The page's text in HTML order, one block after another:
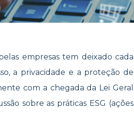
empresas tem deixado cada
a privacidade e a proteção de
com a chegada da Lei Geral
sobre as práticas ESG (ações